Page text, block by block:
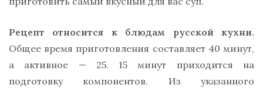
Рецепт относится к блюдам русской кухни.
Общее время приготовления составляет 40 минут,
а активное — 25. 15 минут приходится на
подготовку компонентов. Из указанного